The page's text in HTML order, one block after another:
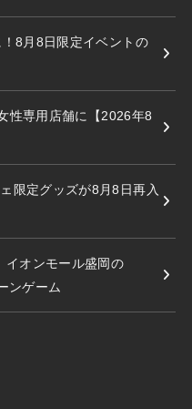
！8月8日限定イベントの
性専用店舗に【2026年8
限定グッズが8月8日再入
イオンモール盛岡の
ンゲーム